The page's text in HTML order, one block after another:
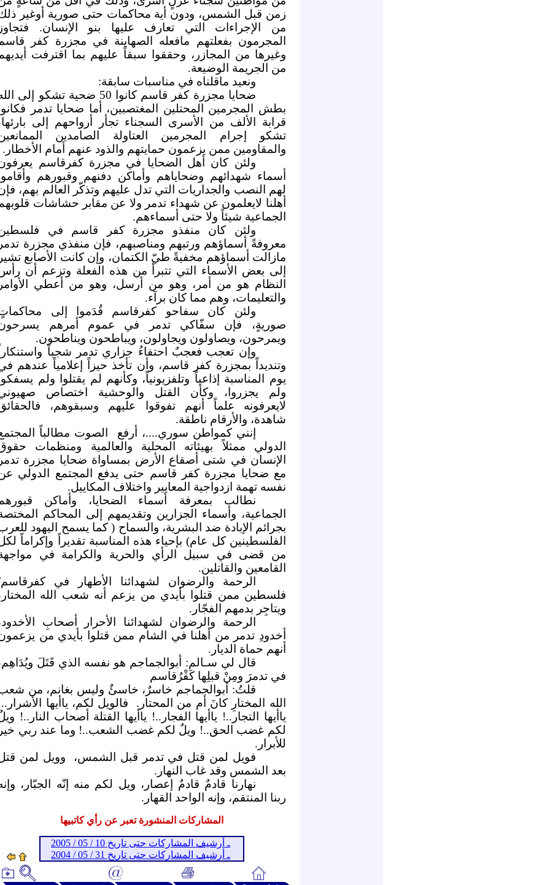
زمن قبل الشمس، ودون أية محاكمات حتى صورية أوغير
من الإجراءات التي تعارف عليها بنو الإنسان.
المجرمون بفعلتهم مافعله الصهاينة في مجزرة كفر
وغيرها من المجازر، وحققوا سبقاً عليهم بما اقترفت
من الجريمة الوضيعة.
ونعيد ماقلناه في مناسبات سابقة:
ضحايا مجزرة كفر قاسم كانوا 50 ضحية تشكو إلى
بطش المجرمين المحتلين المغتصبين، أما ضحايا تدمر
قرابة الألف من الأسرى السجناء تجأر أرواحهم إلى
تشكو إجرام المجرمين العتاولة الصامدين
والمقاومين ممن يزعمون حمايتهم والذود عنهم أمام الأخطار.
ولئن كان أهل الضحايا في مجزرة كفرقاسم
أسماء شهدائهم وضحاياهم وأماكن دفنهم وقبورهم
لهم النصب والجداريات التي تدل عليهم وتذكّر العالم بهم،
أهلنا لايعلمون عن شهداء تدمر ولا عن مقابر حشاشات
الجماعية شيئاً ولا حتى أسماءهم.
ولئن كان منفذو مجزرة كفر قاسم في
معروفةً أسماؤهم ورتبهم ومناصبهم، فإن منفذي مجزرة
مازالت أسماؤهم مخفيةً طيّ الكتمان، وإن كانت الأصابع
إلى بعض الأسماء التي تتبرأ من هذه الفعلة وتزعم أن
النظام هو من أمر، وهو من أرسل، وهو من أعطي
والتعليمات، وهم مما كان برآء.
ولئن كان سفاحو كفرقاسم قُدَموا إلى
صوريةٍ، فإن سفّاكي تدمر في عموم أمرهم
ويمرحون، ويصاولون ويجاولون، ويباطحون ويناطحون.
وإن تعجب فعجبٌ احتفاءُ جزاري تدمر شجباً
وتنديداً بمجزرة كفر قاسم، وأن تأخذ حيزاً إعلامياً عندهم
يوم المناسبة إذاعياً وتلفزيونياً، وكأنهم لم يقتلوا ولم
ولم يجزروا، وكأن القتل والوحشية اختصاص
لايعرفونه علماً أنهم تفوقوا عليهم وسبقوهم،
شاهدة، والأرقام ناطقة.
إنني كمواطن سوري....، أرفع
الصوت مطالباً
الدولي ممثلاً بهيئاته المحلية والعالمية ومنظمات
الإنسان في شتى أصقاع الأرض بمساواة ضحايا مجزرة
مع ضحايا مجزرة كفر قاسم حتى يدفع المجتمع الدولي
نفسه تهمة ازدواجية المعايير واختلاف المكاييل.
نطالب بمعرفة أسماء الضحايا، وأماكن
الجماعية، وأسماء الجزارين وتقديمهم إلى المحاكم
بجرائم الإبادة ضد البشرية، والسماح ( كما يسمح اليهود
الفلسطينين كل عام) بإحياء هذه المناسبة تقديراً وإكراماً
من قضى في سبيل الرأي والحرية والكرامة في
القامعين والقاتلين.
الرحمة والرضوان لشهدائنا الأطهار في
فلسطين ممن قتلوا بأيدي من يزعم أنه شعب الله
ويتاجِر بدمهم الفجّار.
الرحمة والرضوان لشهدائنا الأحرار أصحابِ
أخدودِ تدمر من أهلنا في الشام ممن قتلوا بأيدي من
أنهم حماة الديار.
قال لي سـالم: أبوالجماجم هو نفسه الذي قَتَلَ
في تدمرَ ومِنْ قبلِها كَفْرُقاسم
قلتُ: أبوالجماجم خاسرٌ، خاسئٌ وليس بغانم، من
الله المختارِ كانَ أم من المحتار.
فالويل لكم، ياأيها
ياأيها التجار..! ياأيها الفجار..! ياأيها القتلة أصحاب النار..!
لكم غضب الحق..! ويلٌ لكم غضب الشعب..! وما عند ربي
للأبرار.
فويل لمن قتل في تدمر قبل الشمس،
وويل لمن
بعد الشمس وقد غاب النهار.
نهارنا قادمٌ قادمٌ إعصار، ويل لكم منه إنّه الجبّار،
ربنا المنتقم، وإنه الواحد القهار.
المشاركات المنشورة تعبر عن رأي كاتبيها
ـ أرشيف المشاركات حتى تاريخ 10 / 05 / 2005
ـ أرشيف المشاركات حتى تاريخ 31 / 05 / 2004